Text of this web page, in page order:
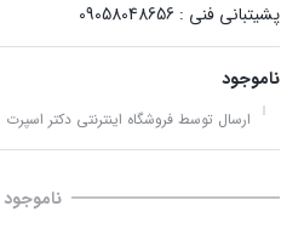
پشیتبانی فنی : 09058048656
ناموجود
ارسال توسط فروشگاه اینترنتی دکتر اسپرت
ناموجود